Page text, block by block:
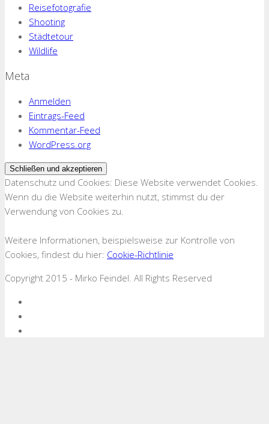
Reisefotografie
Shooting
Städtetour
Wildlife
Meta
Anmelden
Eintrags-Feed
Kommentar-Feed
WordPress.org
Datenschutz und Cookies: Diese Website verwendet Cookies.
Wenn du die Website weiterhin nutzt, stimmst du der
Verwendung von Cookies zu.
Weitere Informationen, beispielsweise zur Kontrolle von
Cookies, findest du hier: Cookie-Richtlinie
Copyright 2015 - Mirko Feindel. All Rights Reserved